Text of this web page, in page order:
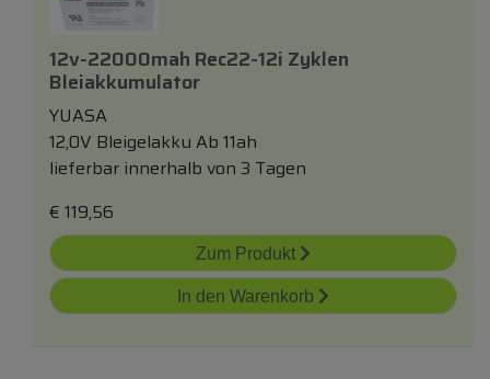
12v-22000mah Rec22-12i Zyklen
Bleiakkumulator
YUASA
12,0V Bleigelakku Ab 11ah
lieferbar innerhalb von 3 Tagen
€ 119,56
Zum Produkt
In den Warenkorb